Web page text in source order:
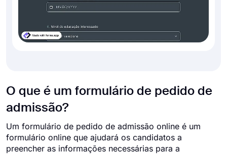
O que é um formulário de pedido de
admissão?
Um formulário de pedido de admissão online é um
formulário online que ajudará os candidatos a
preencher as informações necessárias para a